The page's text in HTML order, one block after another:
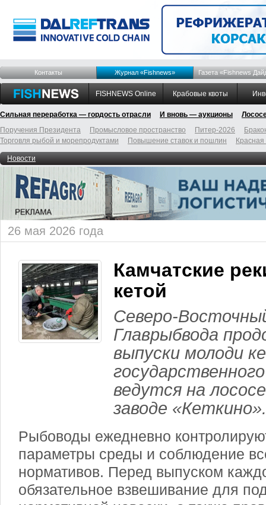
Контакты Журнал «Fishnews» Газета «Fishnews
FISHNEWS Online Крабовые квоты
Сильная переработка — гордость отрасли И вновь — аукционы
Поручения Президента
Промысловое пространство Питер-2026
Торговля рыбой и морепродуктами
Повышение ставок и пошлин
Новости
26 мая 2026 года
Камчатские
кетой
Северо-
Главрыбвода
выпуски молоди
ведутся на
заводе «Кеткино».
Рыбоводы ежедневно
параметры среды и соблюдение
нормативов. Перед выпуском
обязательное взвешивание для